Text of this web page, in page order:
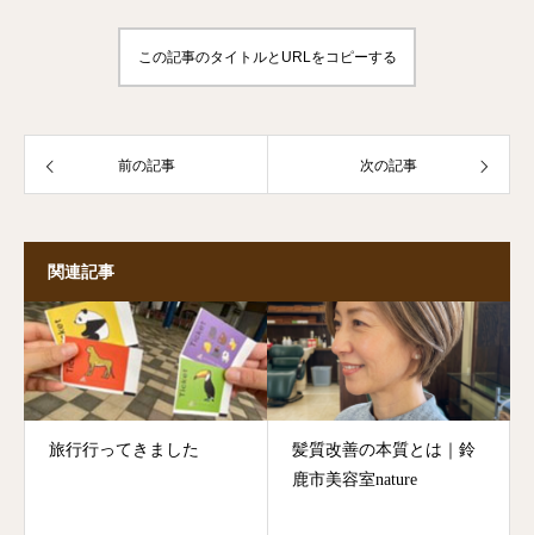
この記事のタイトルとURLをコピーする
前の記事 次の記事
関連記事
旅行行ってきました
髪質改善の本質とは｜鈴
鹿市美容室nature